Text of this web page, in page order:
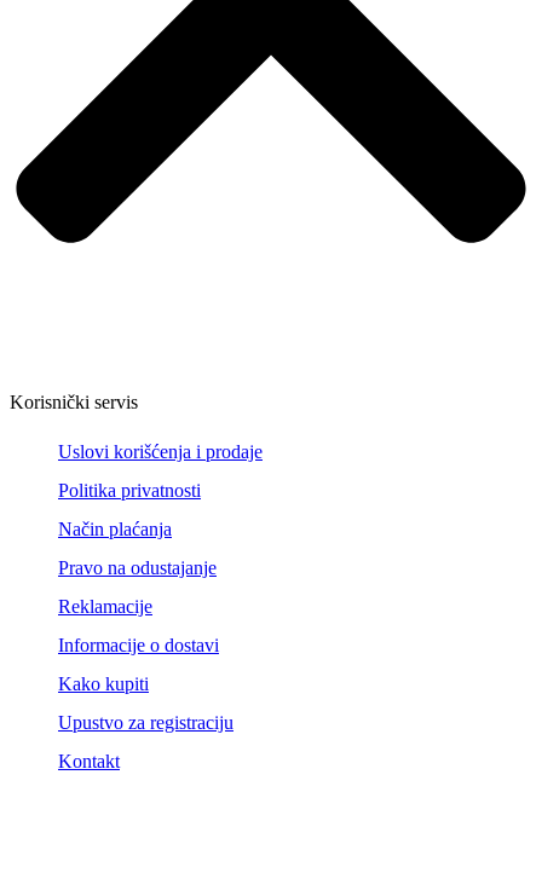
Korisnički servis
Uslovi korišćenja i prodaje
Politika privatnosti
Način plaćanja
Pravo na odustajanje
Reklamacije
Informacije o dostavi
Kako kupiti
Upustvo za registraciju
Kontakt